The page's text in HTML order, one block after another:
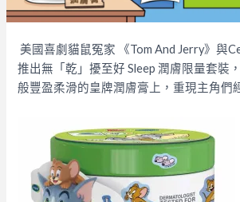
美國喜劇貓鼠冤家 《Tom And Jerry》與
推出無「乾」擾至好 Sleep 潤膚限量套裝
般豐盈柔滑的皇牌潤膚膏上，重現主角們